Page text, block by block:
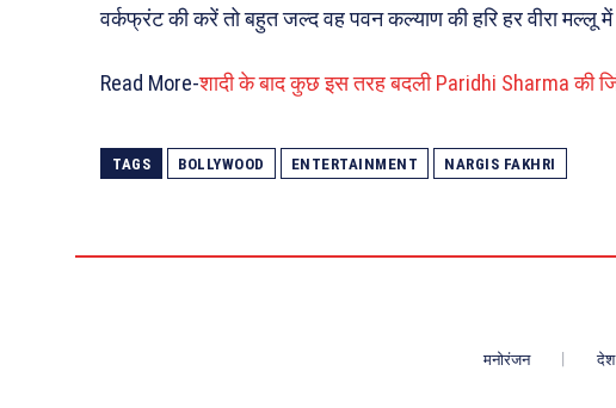
वर्कफ्रंट की करें तो बहुत जल्द वह पवन कल्याण की हरि हर वीरा मल्लू
Read More-शादी के बाद कुछ इस तरह बदली Paridhi Sharma की
TAGS BOLLYWOOD ENTERTAINMENT NARGIS FAKHRI
मनोरंजन देश